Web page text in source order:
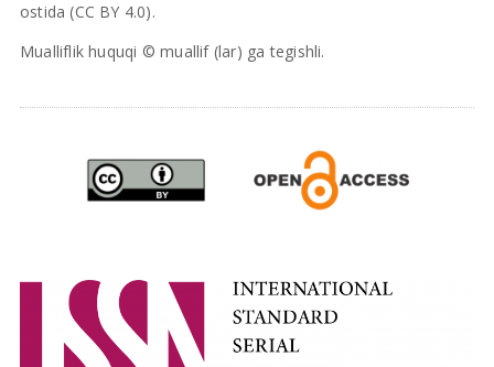
ostida (CC BY 4.0).
Mualliflik huquqi © muallif (lar) ga tegishli.